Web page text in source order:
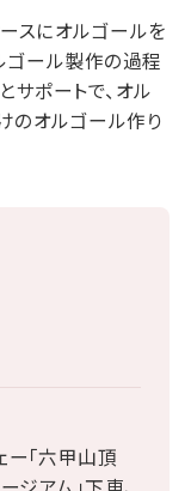
スにオルゴールを
ゴール製作の過程
サポートで、オル
のオルゴール作り
「六甲山頂